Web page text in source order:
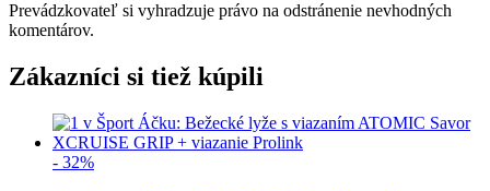
Prevádzkovateľ si vyhradzuje právo na odstránenie nevhodných
komentárov.
Zákazníci si tiež kúpili
- 32%